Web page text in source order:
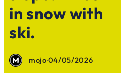
in snow with
ski.
mojo·04/05/2026